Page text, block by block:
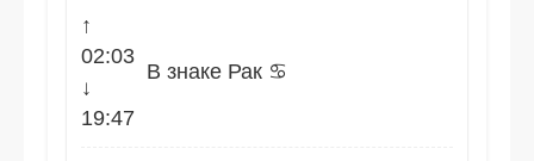
↑
02:03
↓
19:47
В знаке Рак ♋